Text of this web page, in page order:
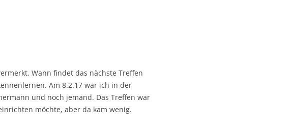
Wann findet das nächste Treffen
Am 8.2.17 war ich in der
und noch jemand. Das Treffen war
möchte, aber da kam wenig.